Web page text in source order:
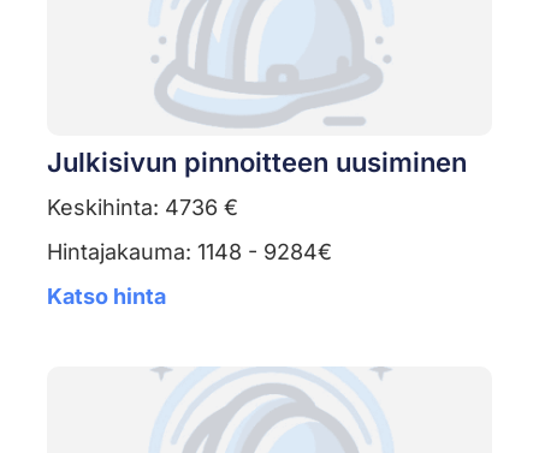
Julkisivun pinnoitteen uusiminen
Keskihinta: 4736 €
Hintajakauma: 1148 - 9284€
Katso hinta